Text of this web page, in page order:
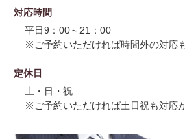
対応時間
平日9：00～21：00
※ご予約いただければ時間外の対応
定休日
土・日・祝
※ご予約いただければ土日祝も対応